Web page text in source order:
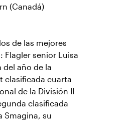
(Canadá)
de las mejores
Flagler senior Luisa
del año de la
clasificada cuarta
de la División II
clasificada
Smagina, su